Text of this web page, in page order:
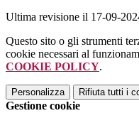
Ultima revisione il 17-09-
Questo sito o gli strumenti
cookie necessari al
COOKIE POLICY.
Personalizza Rifiuta tutti i
Gestione cookie